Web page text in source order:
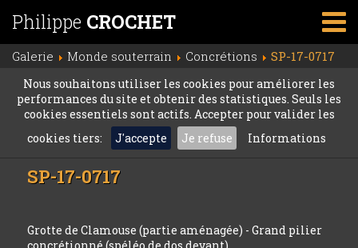
Philippe CROCHET
Galerie Monde souterrain Concrétions SP-17-0717
Nous souhaitons utiliser les cookies pour améliorer les
performances du site et obtenir des statistiques. Seuls les
cookies essentiels sont actifs. Accepter pour valider les
cookies tiers:
J'accepte Je refuse Informations
SP-17-0717
Grotte de Clamouse (partie aménagée) - Grand pilier